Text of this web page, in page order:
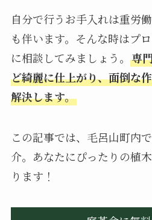
自分で行うお手入れは重労
も伴います。そんな時はプ
に相談してみましょう。 専
ど綺麗に仕上がり、面倒な
解決します。
この記事では、毛呂山町内
介。あなたにぴったりの植
ります！